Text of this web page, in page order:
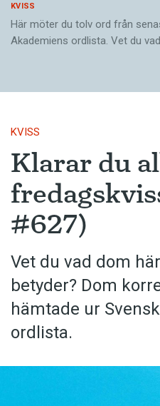
KVISS
Här möter du tolv ord från
Akademiens ordlista. Vet du
KVISS
Klarar du
#627)
Vet du vad dom
betyder? Dom
hämtade ur
ordlista.